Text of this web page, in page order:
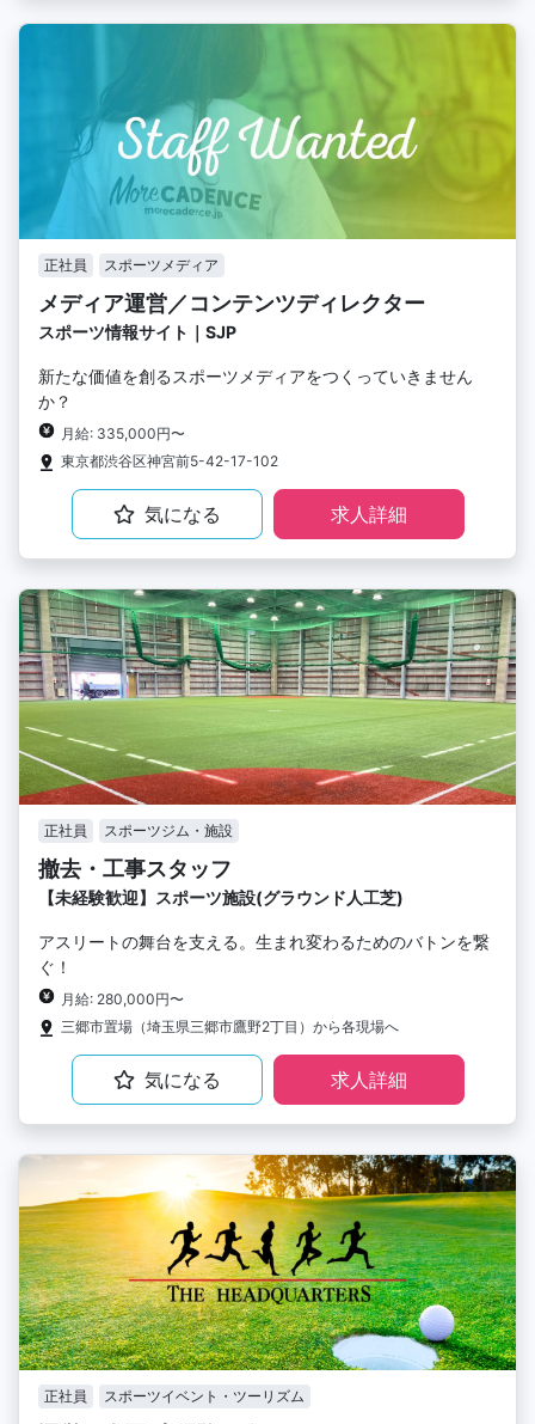
正社員 スポーツメディア
メディア運営／コンテンツディレクター
スポーツ情報サイト｜SJP
新たな価値を創るスポーツメディアをつくっていきません
か？
月給: 335,000円〜
東京都渋谷区神宮前5-42-17-102
気になる 求人詳細
正社員 スポーツジム・施設
撤去・工事スタッフ
【未経験歓迎】スポーツ施設(グラウンド人工芝)
アスリートの舞台を支える。生まれ変わるためのバトンを繋
ぐ！
月給: 280,000円〜
三郷市置場（埼玉県三郷市鷹野2丁目）から各現場へ
気になる 求人詳細
正社員 スポーツイベント・ツーリズム